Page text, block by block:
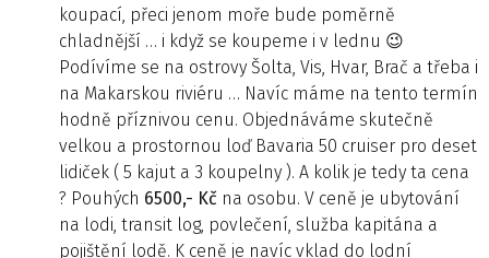
koupací, přeci jenom moře bude poměrně
chladnější … i když se koupeme i v lednu 😉
Podívíme se na ostrovy Šolta, Vis, Hvar, Brač a třeba i
na Makarskou riviéru … Navíc máme na tento termín
hodně příznivou cenu. Objednáváme skutečně
velkou a prostornou loď Bavaria 50 cruiser pro deset
lidiček ( 5 kajut a 3 koupelny ). A kolik je tedy ta cena
? Pouhých 6500,- Kč na osobu. V ceně je ubytování
na lodi, transit log, povlečení, služba kapitána a
pojištění lodě. K ceně je navíc vklad do lodní